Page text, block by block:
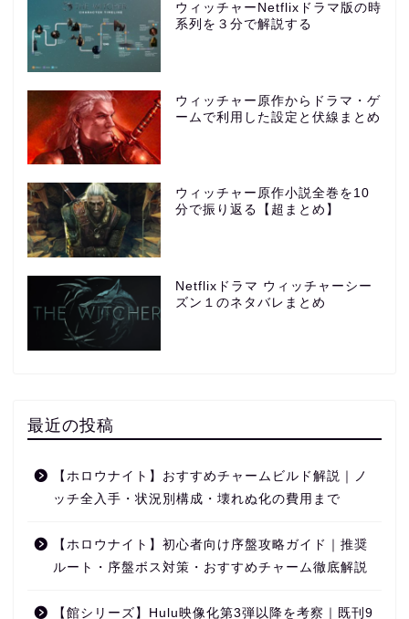
ウィッチャーNetflixドラマ版の時
系列を３分で解説する
ウィッチャー原作からドラマ・ゲ
ームで利用した設定と伏線まとめ
ウィッチャー原作小説全巻を10
分で振り返る【超まとめ】
Netflixドラマ ウィッチャーシー
ズン１のネタバレまとめ
最近の投稿
【ホロウナイト】おすすめチャームビルド解説｜ノ
ッチ全入手・状況別構成・壊れぬ化の費用まで
【ホロウナイト】初心者向け序盤攻略ガイド｜推奨
ルート・序盤ボス対策・おすすめチャーム徹底解説
【館シリーズ】Hulu映像化第3弾以降を考察｜既刊9